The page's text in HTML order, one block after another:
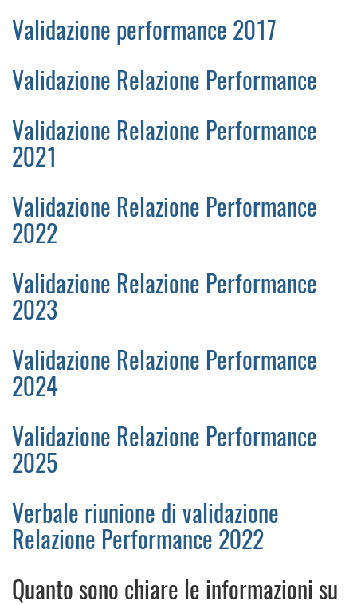
Validazione performance 2017
Validazione Relazione Performance
Validazione Relazione Performance
2021
Validazione Relazione Performance
2022
Validazione Relazione Performance
2023
Validazione Relazione Performance
2024
Validazione Relazione Performance
2025
Verbale riunione di validazione
Relazione Performance 2022
Quanto sono chiare le informazioni su